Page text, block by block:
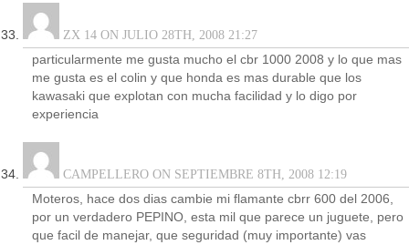
ZX 14 ON JULIO 28TH, 2008 21:27
particularmente me gusta mucho el cbr 1000 2008 y lo que mas
me gusta es el colin y que honda es mas durable que los
kawasaki que explotan con mucha facilidad y lo digo por
experiencia
CAMPELLERO ON SEPTIEMBRE 8TH, 2008 12:19
Moteros, hace dos dias cambie mi flamante cbrr 600 del 2006,
por un verdadero PEPINO, esta mil que parece un juguete, pero
que facil de manejar, que seguridad (muy importante) vas